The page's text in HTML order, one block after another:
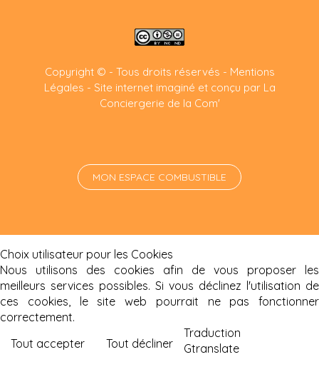
Copyright © - Tous droits réservés - Mentions
Légales - Site internet imaginé et conçu par La
Conciergerie de la Com'
MON ESPACE COMBUSTIBLE
Choix utilisateur pour les Cookies
Nous utilisons des cookies afin de vous proposer les
meilleurs services possibles. Si vous déclinez l'utilisation de
ces cookies, le site web pourrait ne pas fonctionner
correctement.
Tout accepter
Tout décliner
Traduction
Gtranslate